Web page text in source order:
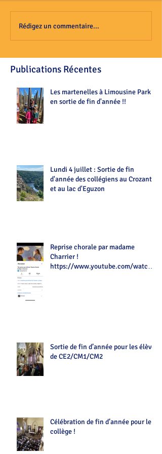
Rédigez un commentaire...
Publications Récentes
Les martenelles à Limousine Park
en sortie de fin d'année !!
Lundi 4 juillet : Sortie de fin
d'année des collégiens au Crozant
et au lac d'Eguzon
Reprise chorale par madame
Charrier !
https://www.youtube.com/watch?
Sortie de fin d’année pour les élèves
de CE2/CM1/CM2
Célébration de fin d’année pour le
collège !